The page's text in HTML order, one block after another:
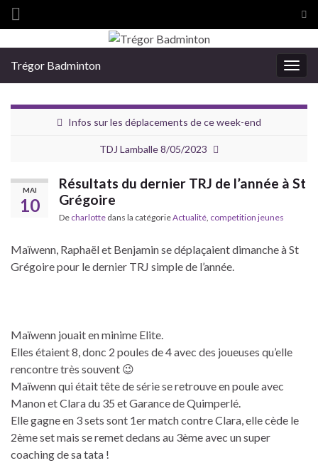
Search for:
Trégor Badminton
Infos sur les déplacements de ce week-end
TDJ Lamballe 8/05/2023
MAI
10
Résultats du dernier TRJ de l’année à St
Grégoire
De charlotte dans la catégorieActualité competition jeunes
Maïwenn, Raphaël et Benjamin se déplaçaient dimanche à St
Grégoire pour le dernier TRJ simple de l’année.
Maïwenn jouait en minime Elite.
Elles étaient 8, donc 2 poules de 4 avec des joueuses qu’elle
rencontre très souvent 😉
Maïwenn qui était tête de série se retrouve en poule avec
Manon et Clara du 35 et Garance de Quimperlé.
Elle gagne en 3 sets sont 1er match contre Clara, elle cède le
2ème set mais se remet dedans au 3ème avec un super
coaching de sa tata !